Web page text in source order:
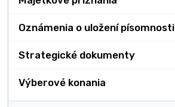
Oznámenia o uložení písomnosti
Strategické dokumenty
Výberové konania